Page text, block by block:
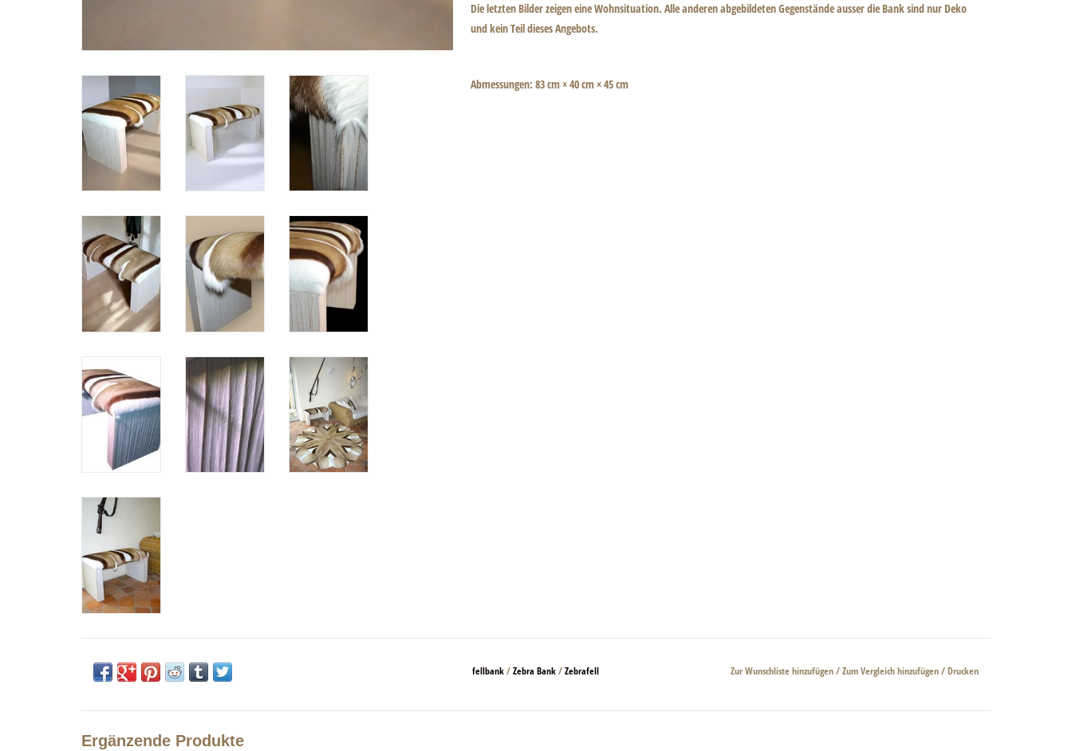
Die letzten Bilder zeigen eine Wohnsituation. Alle anderen abgebildeten Gegenstände ausser die Bank sind nur Deko
und kein Teil dieses Angebots.
Abmessungen: 83 cm × 40 cm × 45 cm
fellbank/Zebra Bank/Zebrafell Zur Wunschliste hinzufügen/Zum Vergleich hinzufügen/Drucken
Ergänzende Produkte